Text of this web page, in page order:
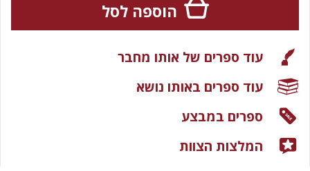
הוספה לסל
עוד ספרים של אותו מחבר
עוד ספרים באותו נושא
ספרים במבצע
המלצות הצוות